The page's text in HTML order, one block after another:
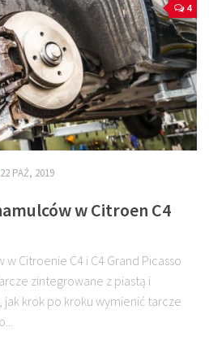
4
22 PAŹ, 2019
w Citroen C4
Citroenie C4 i C4 Grand Picasso
zintegrowane z piastą i
jak krok po kroku wymienić tarcze